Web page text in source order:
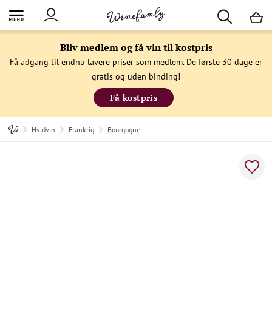
Bliv medlem og få vin til kostpris
Få adgang til endnu lavere priser som medlem. De første 30 dage er
gratis og uden binding!
Få kostpris
Hvidvin Frankrig Bourgogne